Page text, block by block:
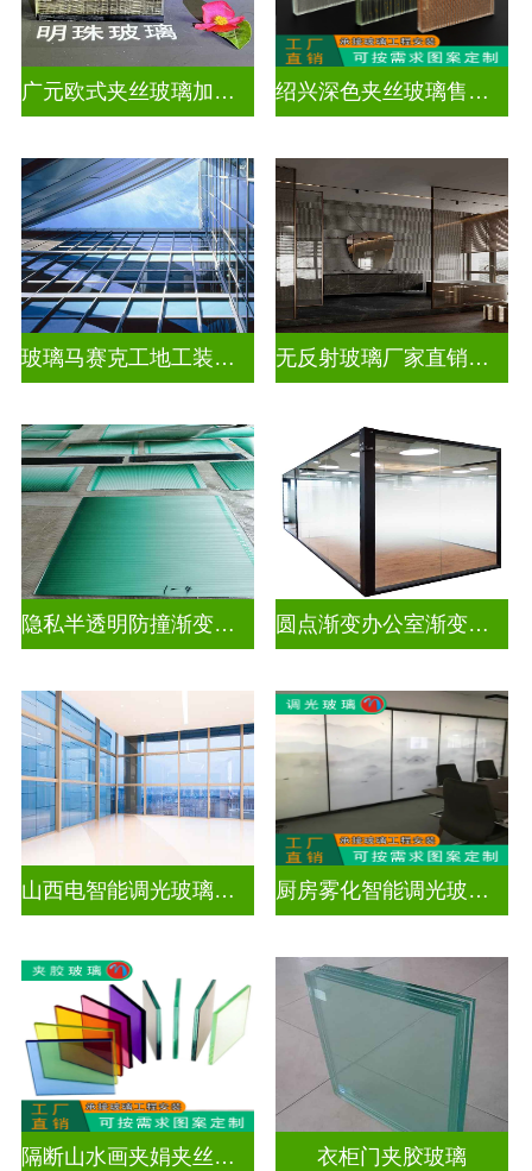
广元欧式夹丝玻璃加工店 绍兴深色夹丝玻璃售价多少
玻璃马赛克工地工装装饰玻璃 无反射玻璃厂家直销批发
隐私半透明防撞渐变装饰玻璃 圆点渐变办公室渐变玻璃
山西电智能调光玻璃厂家地址 厨房雾化智能调光玻璃有用吗
隔断山水画夹娟夹丝玻璃 衣柜门夹胶玻璃